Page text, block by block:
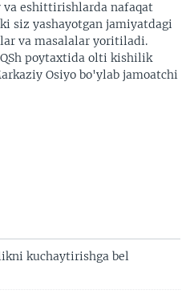
eshittirishlarda nafaqat
siz yashayotgan jamiyatdagi
va masalalar yoritiladi.
poytaxtida olti kishilik
Osiyo bo'ylab jamoatchi
kuchaytirishga bel